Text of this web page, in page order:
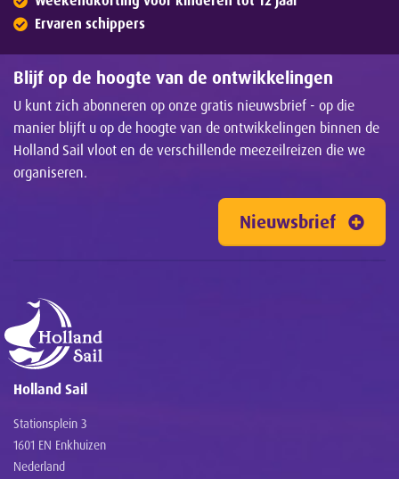
Ervaren schippers
Blijf op de hoogte van de ontwikkelingen
U kunt zich abonneren op onze gratis nieuwsbrief - op die
manier blijft u op de hoogte van de ontwikkelingen binnen de
Holland Sail vloot en de verschillende meezeilreizen die we
organiseren.
Nieuwsbrief
Holland Sail
Stationsplein 3
1601 EN Enkhuizen
Nederland